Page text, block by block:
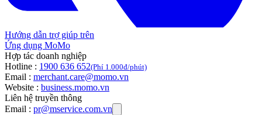
Hướng dẫn trợ giúp trên
Ứng dụng MoMo
Hợp tác doanh nghiệp
Hotline : 1900 636 652(Phí 1.000đ/phút)
Email : merchant.care@momo.vn
Website : business.momo.vn
Liên hệ truyền thông
Email : pr@mservice.com.vn